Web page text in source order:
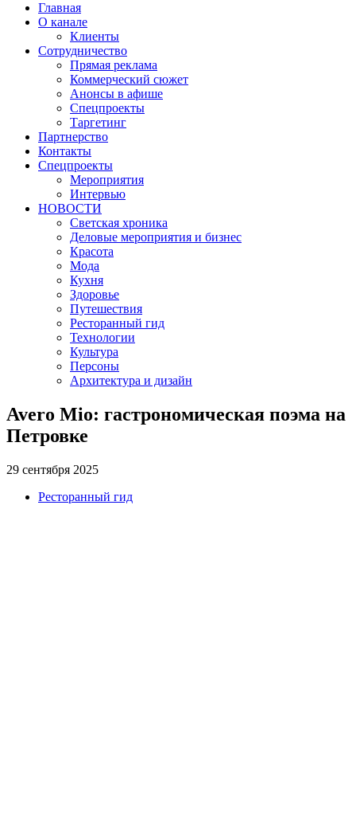
Главная
О канале
Клиенты
Сотрудничество
Прямая реклама
Коммерческий сюжет
Анонсы в афише
Cпецпроекты
Таргетинг
Партнерство
Контакты
Спецпроекты
Мероприятия
Интервью
НОВОСТИ
Светская хроника
Деловые мероприятия и бизнес
Красота
Мода
Кухня
Здоровье
Путешествия
Ресторанный гид
Технологии
Культура
Персоны
Архитектура и дизайн
Avero Mio: гастрономическая поэма на
Петровке
29 сентября 2025
Ресторанный гид